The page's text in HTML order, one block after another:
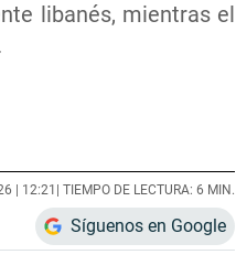
libanés, mientras el
| 12:21 | TIEMPO DE LECTURA: 6 MIN.
Síguenos en Google